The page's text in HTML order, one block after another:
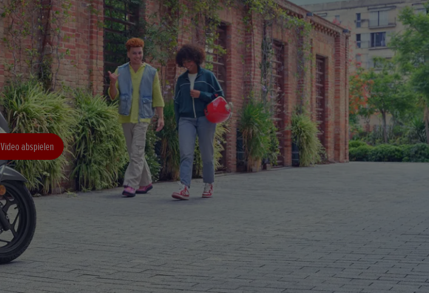
Video abspielen